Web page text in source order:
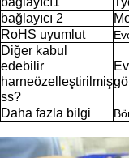
bağlayıcı 2
RoHS uyumlut
Diğer kabul
edebilir
harneözelleştirilmiş
ss?
Daha fazla bilgi B